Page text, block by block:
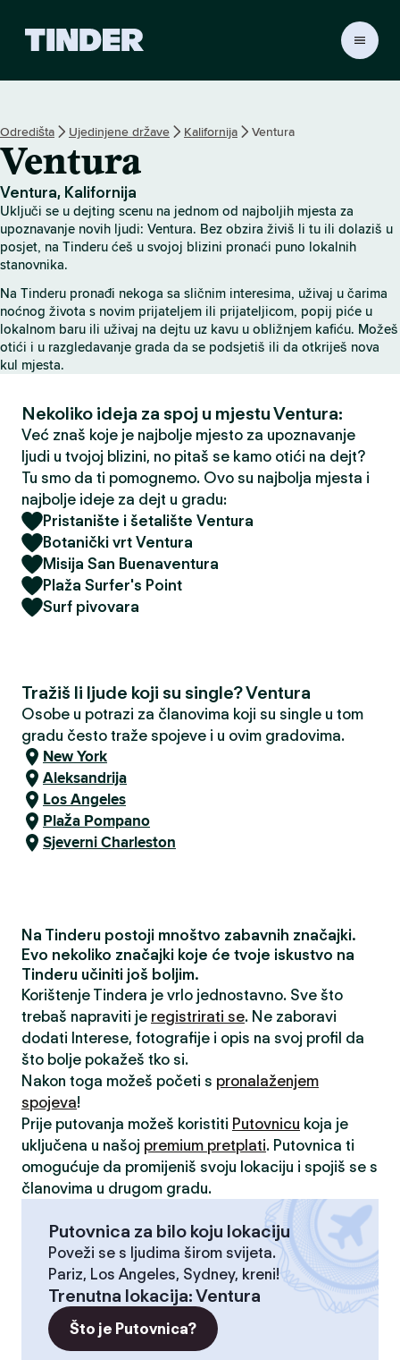
r
l
o
v
c
a
Odredišta Ujedinjene države Kalifornija Ventura
Ventura
Ventura, Kalifornija
Uključi se u dejting scenu na jednom od najboljih mjesta za
upoznavanje novih ljudi: Ventura. Bez obzira živiš li tu ili dolaziš u
posjet, na Tinderu ćeš u svojoj blizini pronaći puno lokalnih
stanovnika.
Na Tinderu pronađi nekoga sa sličnim interesima, uživaj u čarima
noćnog života s novim prijateljem ili prijateljicom, popij piće u
lokalnom baru ili uživaj na dejtu uz kavu u obližnjem kafiću. Možeš
otići i u razgledavanje grada da se podsjetiš ili da otkriješ nova
kul mjesta.
Nekoliko ideja za spoj u mjestu Ventura:
Već znaš koje je najbolje mjesto za upoznavanje
ljudi u tvojoj blizini, no pitaš se kamo otići na dejt?
Tu smo da ti pomognemo. Ovo su najbolja mjesta i
najbolje ideje za dejt u gradu:
Pristanište i šetalište Ventura
Botanički vrt Ventura
Misija San Buenaventura
Plaža Surfer's Point
Surf pivovara
Tražiš li ljude koji su single? Ventura
Osobe u potrazi za članovima koji su single u tom
gradu često traže spojeve i u ovim gradovima.
New York
Aleksandrija
Los Angeles
Plaža Pompano
Sjeverni Charleston
Na Tinderu postoji mnoštvo zabavnih značajki.
Evo nekoliko značajki koje će tvoje iskustvo na
Tinderu učiniti još boljim.
Korištenje Tindera je vrlo jednostavno. Sve što
trebaš napraviti je registrirati se. Ne zaboravi
dodati Interese, fotografije i opis na svoj profil da
što bolje pokažeš tko si.
Nakon toga možeš početi s pronalaženjem
spojeva!
Prije putovanja možeš koristiti Putovnicu koja je
uključena u našoj premium pretplati. Putovnica ti
omogućuje da promijeniš svoju lokaciju i spojiš se s
članovima u drugom gradu.
Putovnica za bilo koju lokaciju
Poveži se s ljudima širom svijeta.
Pariz, Los Angeles, Sydney, kreni!
Trenutna lokacija:Ventura
Što je Putovnica?